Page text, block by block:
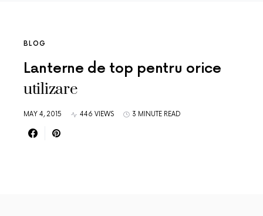
BLOG
Lanterne de top pentru orice
utilizare
MAY 4, 2015 446 VIEWS 3 MINUTE READ